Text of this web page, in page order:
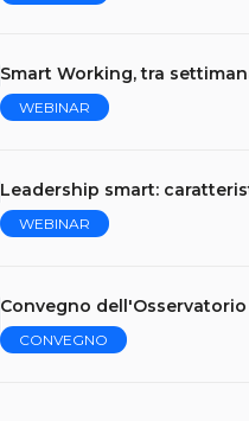
Smart Working, tra
WEBINAR
Leadership smart:
WEBINAR
Convegno
CONVEGNO